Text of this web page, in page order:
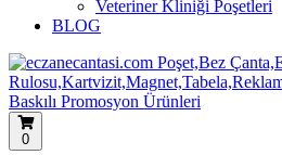
Veteriner Kliniği Poşetleri
BLOG
0